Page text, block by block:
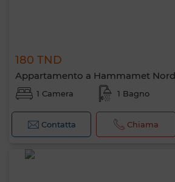
180 TND
Appartamento a Hammamet
1 Camera 1 Bagno
Contatta Chiama